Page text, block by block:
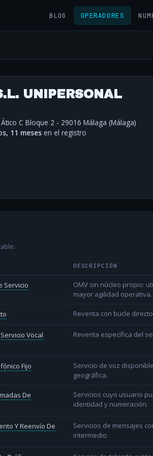
BLOG OPERADORES
UNIPERSONAL
C Bloque 2 - 29016 Málaga (Málaga)
11 meses en el registro
DESCRIPCIÓN
Servicio
OMV sin núcleo propio:
mayor agilidad operativa.
Reventa con bucle
Vocal
Reventa específica del
Fijo
Servicio de voz
geográfica.
De
Servicios cuyo usuario
identidad y numeración.
Y Reenvío De
Servicios de mensajes
intermedio.